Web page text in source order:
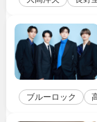
ブルーロック